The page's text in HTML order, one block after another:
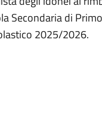
Secondaria di
2025/2026.